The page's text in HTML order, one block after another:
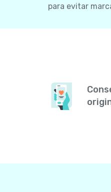
para evitar